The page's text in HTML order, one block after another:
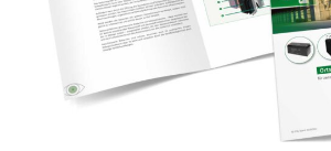
Der DFN-Batterie-